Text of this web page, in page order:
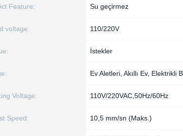
Feature: Su geçirmez
voltage: 110/220V
İstekler
Ev Aletleri, Akıllı Ev, Elektrikli
Voltage: 110V/220VAC,50Hz/60Hz
Speed: 10,5 mm/sn (Maks.)